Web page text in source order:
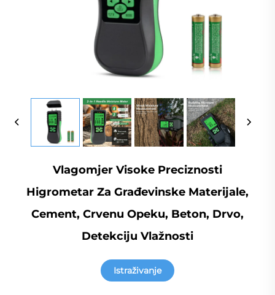
Vlagomjer Visoke Preciznosti
Higrometar Za Građevinske Materijale,
Cement, Crvenu Opeku, Beton, Drvo,
Detekciju Vlažnosti
Istraživanje